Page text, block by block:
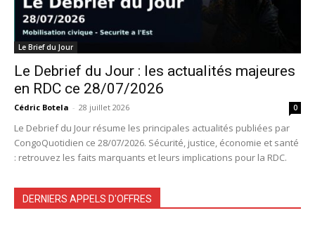
Le Brief du Jour
Le Debrief du Jour : les actualités majeures
en RDC ce 28/07/2026
Cédric Botela - 28 juillet 2026 0
Le Debrief du Jour résume les principales actualités publiées par
CongoQuotidien ce 28/07/2026. Sécurité, justice, économie et santé
: retrouvez les faits marquants et leurs implications pour la RDC.
DERNIERS APPELS D'OFFRES